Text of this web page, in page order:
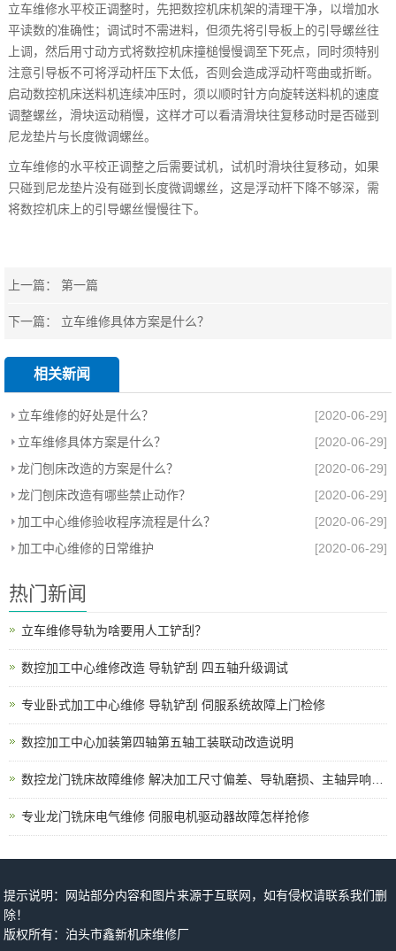
立车维修水平校正调整时，先把数控机床机架的清理干净，以增加水
平读数的准确性；调试时不需进料，但须先将引导板上的引导螺丝往
上调，然后用寸动方式将数控机床撞槌慢慢调至下死点，同时须特别
注意引导板不可将浮动杆压下太低，否则会造成浮动杆弯曲或折断。
启动数控机床送料机连续冲压时，须以顺时针方向旋转送料机的速度
调整螺丝，滑块运动稍慢，这样才可以看清滑块往复移动时是否碰到
尼龙垫片与长度微调螺丝。
立车维修的水平校正调整之后需要试机，试机时滑块往复移动，如果
只碰到尼龙垫片没有碰到长度微调螺丝，这是浮动杆下降不够深，需
将数控机床上的引导螺丝慢慢往下。
上一篇： 第一篇
下一篇： 立车维修具体方案是什么？
相关新闻
立车维修的好处是什么？
[2020-06-29]
立车维修具体方案是什么？
[2020-06-29]
龙门刨床改造的方案是什么？
[2020-06-29]
龙门刨床改造有哪些禁止动作？
[2020-06-29]
加工中心维修验收程序流程是什么？
[2020-06-29]
加工中心维修的日常维护
[2020-06-29]
热门新闻
立车维修导轨为啥要用人工铲刮？
数控加工中心维修改造 导轨铲刮 四五轴升级调试
专业卧式加工中心维修 导轨铲刮 伺服系统故障上门检修
数控加工中心加装第四轴第五轴工装联动改造说明
专业龙门铣床电气维修 伺服电机驱动器故障怎样抢修
提示说明：网站部分内容和图片来源于互联网，如有侵权请联系我们删
除！
版权所有：泊头市鑫新机床维修厂